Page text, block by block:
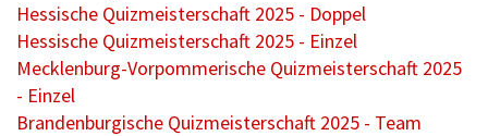
Hessische Quizmeisterschaft 2025 - Doppel
Hessische Quizmeisterschaft 2025 - Einzel
Mecklenburg-Vorpommerische Quizmeisterschaft 2025
- Einzel
Brandenburgische Quizmeisterschaft 2025 - Team